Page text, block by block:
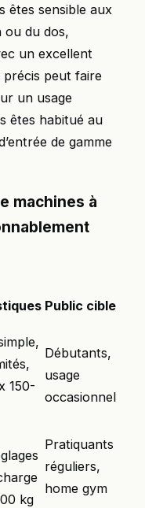
êtes sensible aux
ou du dos,
un excellent
précis peut faire
un usage
êtes habitué au
de gamme
machines à
Public cible
150-
Débutants,
usage
occasionnel
kg
Pratiquants
réguliers,
home gym